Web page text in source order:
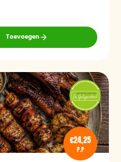
Toevoegen
€24,25
P.P